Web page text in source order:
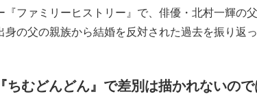
『ファミリーヒストリー』で、俳優・北村一輝の
身の父の親族から結婚を反対された過去を振り返っ
『ちむどんどん』で差別は描かれないの